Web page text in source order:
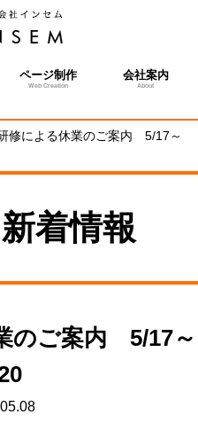
ページ制作
Web Creation
会社案内
About
修による休業のご案内 5/17～
着情報
のご案内 5/17～